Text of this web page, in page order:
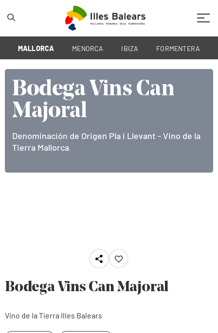
MALLORCA MENORCA IBIZA FORMENTERA
Bodega Vins Can
Majoral
Denominación de Origen Pla i Llevant - Vino de la
Tierra Mallorca
Bodega Vins Can Majoral
Vino de la Tierra Illes Balears